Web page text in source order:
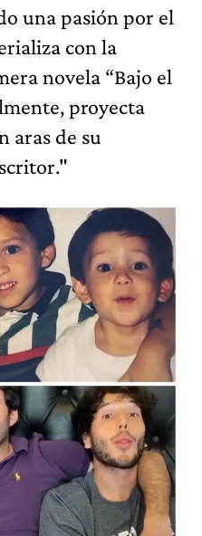
una pasión por el
con la
novela “Bajo el
proyecta
aras de su